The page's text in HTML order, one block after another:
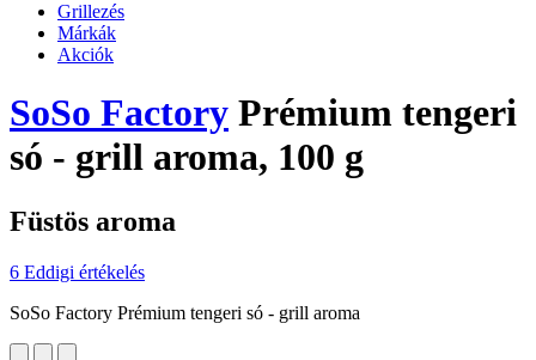
Grillezés
Márkák
Akciók
SoSo Factory Prémium tengeri
só - grill aroma, 100 g
Füstös aroma
6 Eddigi értékelés
SoSo Factory Prémium tengeri só - grill aroma